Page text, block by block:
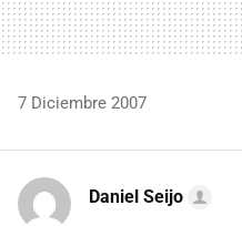
7 Diciembre 2007
Daniel Seijo